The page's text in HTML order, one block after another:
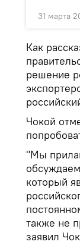
31 марта
Как
решение
Чокой
"Мы
который
также не
заявил